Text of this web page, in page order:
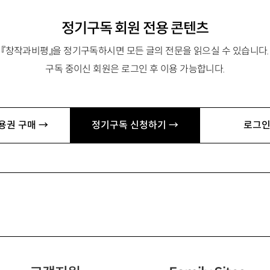
정기구독 회원 전용 콘텐츠
『창작과비평』을 정기구독하시면 모든 글의 전문을 읽으실 수 있습니다.
구독 중이신 회원은 로그인 후 이용 가능합니다.
권 구매 → 정기구독 신청하기 → 로그